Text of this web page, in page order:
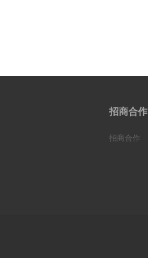
招商合作
招商合作